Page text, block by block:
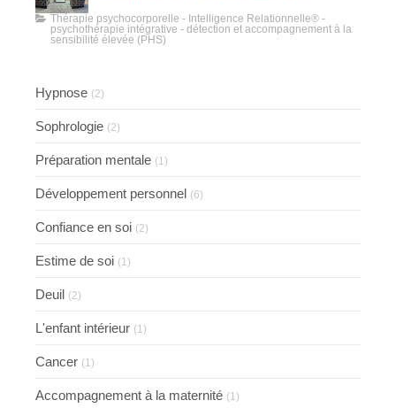
Thérapie psychocorporelle - Intelligence Relationnelle® -
psychothérapie intégrative - détection et accompagnement à la
sensibilité élevée (PHS)
Hypnose (2)
Sophrologie (2)
Préparation mentale (1)
Développement personnel (6)
Confiance en soi (2)
Estime de soi (1)
Deuil (2)
L'enfant intérieur (1)
Cancer (1)
Accompagnement à la maternité (1)